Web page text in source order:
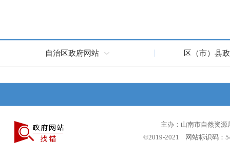
自治区政府网站 区（市）县
主办：山南市自然资
©2019-2021 网站标识码：